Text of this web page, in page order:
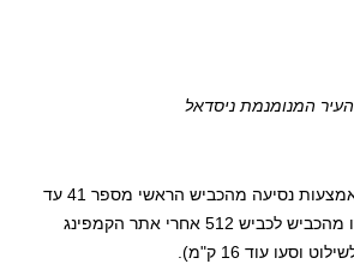
העיר המנומנמת ניסדאל
ההגעה למקום נעשית באמצעות נסיעה מהכביש הראשי מספר 41 עד
לשער הכניסה לאתר (רדו מהכביש לכביש 512 אחרי אתר הקמפינג